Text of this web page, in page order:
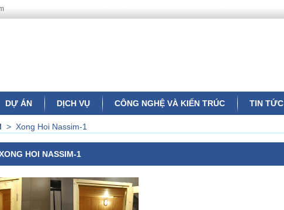
DỰ ÁN DỊCH VỤ CÔNG NGHỆ VÀ KIẾN TRÚC TIN TỨC
> Xong Hoi Nassim-1
HOI NASSIM-1